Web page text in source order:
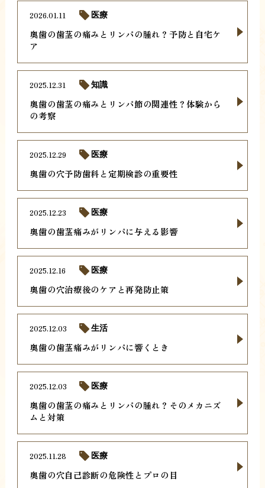
奥歯の歯茎の痛みとリンパの腫れ？予防と自宅ケ
ア
2026.01.11 医療
奥歯の歯茎の痛みとリンパ節の関連性？体験から
の考察
2025.12.31 知識
奥歯の穴予防歯科と定期検診の重要性
2025.12.29 医療
奥歯の歯茎痛みがリンパに与える影響
2025.12.23 医療
奥歯の穴治療後のケアと再発防止策
2025.12.16 医療
奥歯の歯茎痛みがリンパに響くとき
2025.12.03 生活
奥歯の歯茎の痛みとリンパの腫れ？そのメカニズ
ムと対策
2025.12.03 医療
奥歯の穴自己診断の危険性とプロの目
2025.11.28 医療